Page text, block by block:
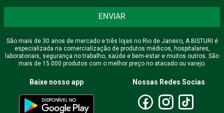
Seu nome
Endereço de email
Escreva uma avaliação
ENVIAR
São mais de 30 anos de mercado e três lojas no Rio de Janeiro, A BISTURI é
especializada na comercialização de produtos médicos, hospitalares,
laboratoriais, segurança no trabalho, saúde e bem-estar e muitos outros. São
mais de 15.000 produtos com o melhor preço no atacado ou varejo.
Baixe nosso app Nossas Redes Socias